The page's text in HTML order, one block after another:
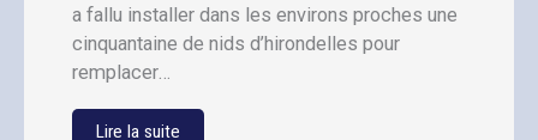
a fallu installer dans les environs proches une
cinquantaine de nids d’hirondelles pour
remplacer…
Lire la suite